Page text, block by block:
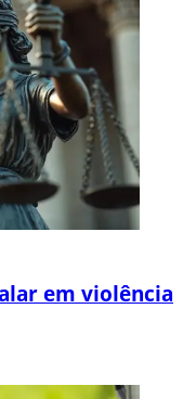
em violência